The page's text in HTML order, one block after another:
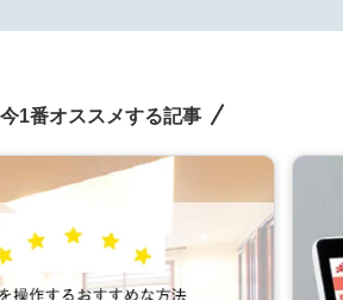
今1番オススメする記事